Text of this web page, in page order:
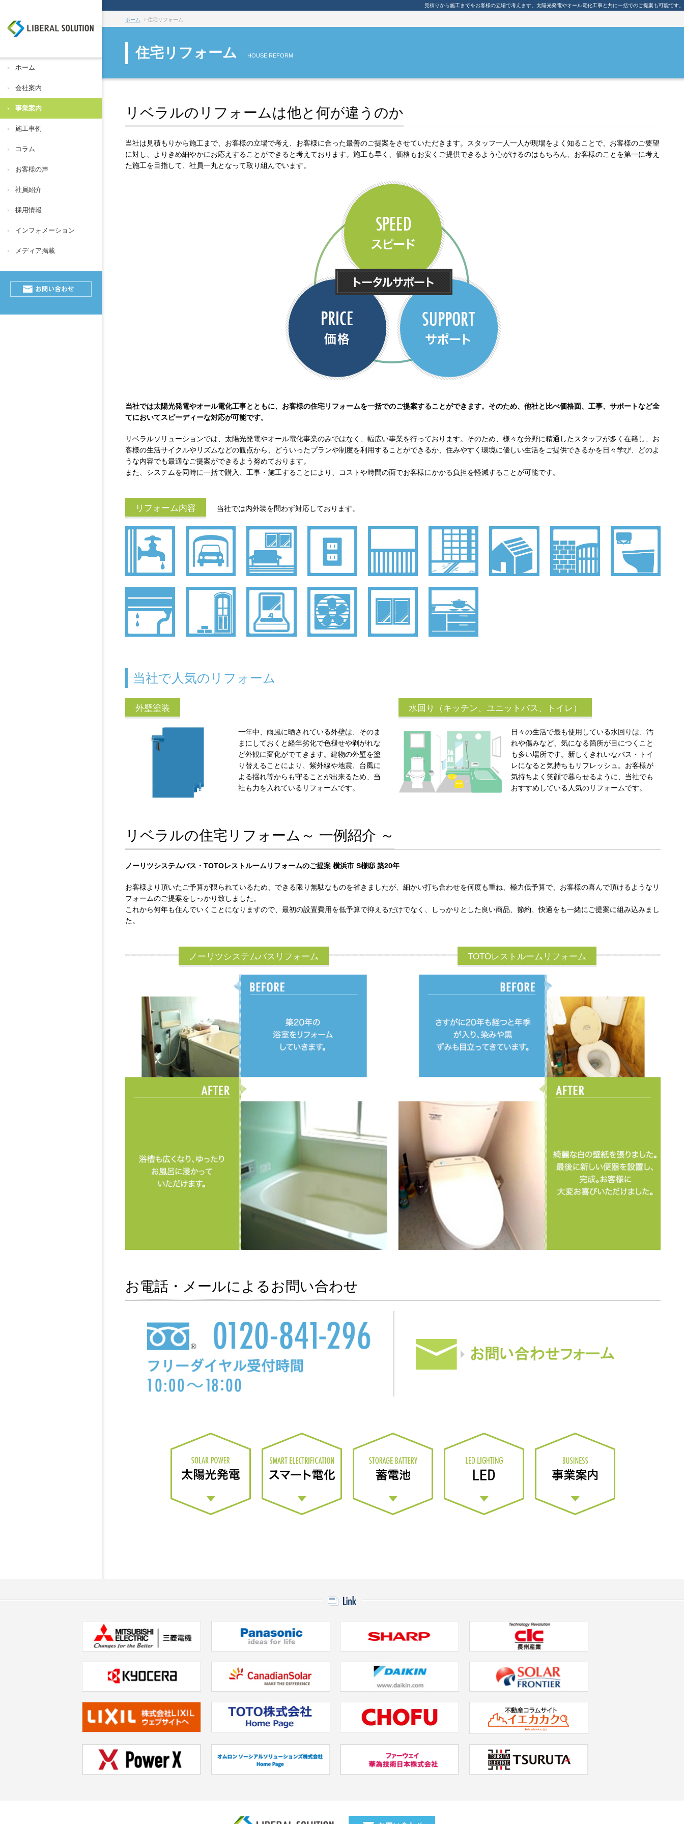
ホーム
会社案内
事業案内
施工事例
コラム
お客様の声
社員紹介
採用情報
インフォメーション
メディア掲載
見積りから施工までをお客様の立場で考えます。太陽光発電やオール電化工事と共に一括でのご提案も可能です。
ホーム 住宅リフォーム
住宅リフォーム HOUSE REFORM
リベラルのリフォームは他と何が違うのか
当社は見積もりから施工まで、お客様の立場で考え、お客様に合った最善のご提案をさせていただきます。スタッフ一人一人が現場をよく知ることで、お客様のご要望
に対し、よりきめ細やかにお応えすることができると考えております。施工も早く、価格もお安くご提供できるよう心がけるのはもちろん、お客様のことを第一に考え
た施工を目指して、社員一丸となって取り組んでいます。
当社では太陽光発電やオール電化工事とともに、お客様の住宅リフォームを一括でのご提案することができます。そのため、他社と比べ価格面、工事、サポートなど全
てにおいてスピーディーな対応が可能です。
リベラルソリューションでは、太陽光発電やオール電化事業のみではなく、幅広い事業を行っております。そのため、様々な分野に精通したスタッフが多く在籍し、お
客様の生活サイクルやリズムなどの観点から、どういったプランや制度を利用することができるか、住みやすく環境に優しい生活をご提供できるかを日々学び、どのよ
うな内容でも最適なご提案ができるよう努めております。
また、システムを同時に一括で購入、工事・施工することにより、コストや時間の面でお客様にかかる負担を軽減することが可能です。
リフォーム内容 当社では内外装を問わず対応しております。
当社で人気のリフォーム
外壁塗装
一年中、雨風に晒されている外壁は、そのま
まにしておくと経年劣化で色褪せや剥がれな
ど外観に変化がでてきます。建物の外壁を塗
り替えることにより、紫外線や地震、台風に
よる揺れ等からも守ることが出来るため、当
社も力を入れているリフォームです。
水回り（キッチン、ユニットバス、トイレ）
日々の生活で最も使用している水回りは、汚
れや傷みなど、気になる箇所が目につくこと
も多い場所です。新しくきれいなバス・トイ
レになると気持ちもリフレッシュ。お客様が
気持ちよく笑顔で暮らせるように、当社でも
おすすめしている人気のリフォームです。
リベラルの住宅リフォーム～ 一例紹介 ～
ノーリツシステムバス・TOTOレストルームリフォームのご提案 横浜市 S様邸 築20年
お客様より頂いたご予算が限られているため、できる限り無駄なものを省きましたが、細かい打ち合わせを何度も重ね、極力低予算で、お客様の喜んで頂けるようなリ
フォームのご提案をしっかり致しました。
これから何年も住んでいくことになりますので、最初の設置費用を低予算で抑えるだけでなく、しっかりとした良い商品、節約、快適をも一緒にご提案に組み込みまし
た。
ノーリツシステムバスリフォーム TOTOレストルームリフォーム
お電話・メールによるお問い合わせ